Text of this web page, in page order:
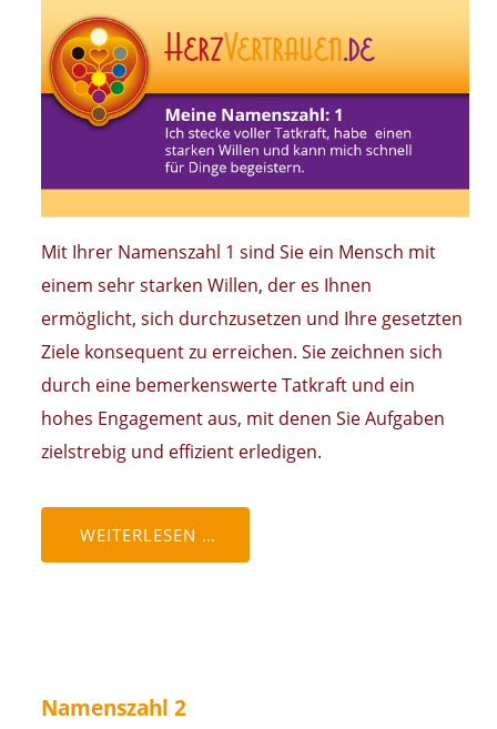
Mit Ihrer Namenszahl 1 sind Sie ein Mensch mit
einem sehr starken Willen, der es Ihnen
ermöglicht, sich durchzusetzen und Ihre gesetzten
Ziele konsequent zu erreichen. Sie zeichnen sich
durch eine bemerkenswerte Tatkraft und ein
hohes Engagement aus, mit denen Sie Aufgaben
zielstrebig und effizient erledigen.
WEITERLESEN …
Namenszahl 2